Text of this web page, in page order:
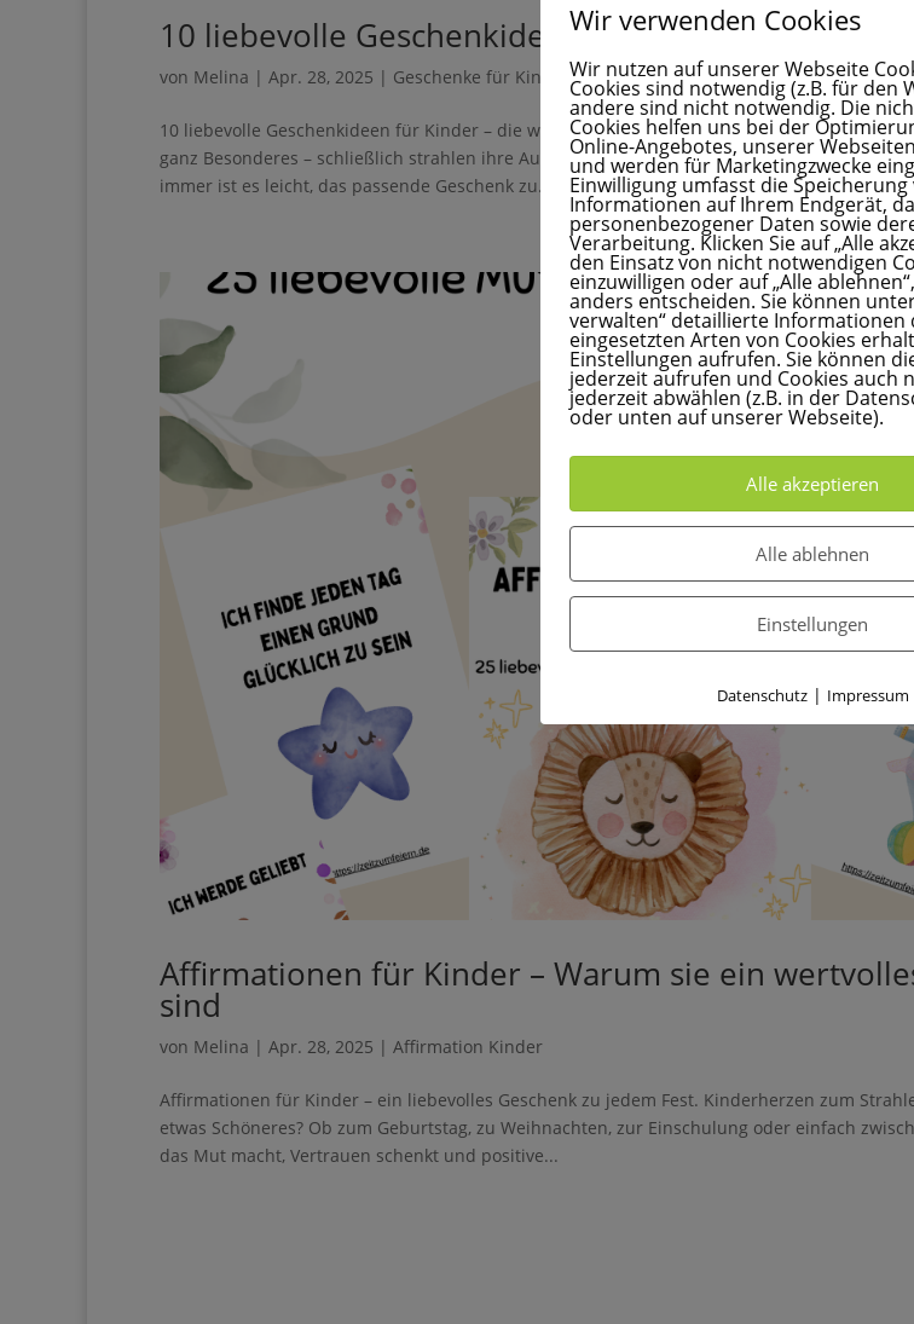
10 liebevolle Geschenkideen für Kinder
von Melina | Apr. 28, 2025 | Geschenke für Kinder
10 liebevolle Geschenkideen für Kinder – die wirklich von Herzen kommen Kinder zu
ganz Besonderes – schließlich strahlen ihre Augen, wenn sie etwas entdecken, das von
immer ist es leicht, das passende Geschenk zu...
Affirmationen für Kinder – Warum sie ein
sind
von Melina | Apr. 28, 2025 | Affirmation Kinder
Affirmationen für Kinder – ein liebevolles Geschenk zu jedem Fest. Kinderherzen zum
etwas Schöneres? Ob zum Geburtstag, zu Weihnachten, zur Einschulung oder einfach
das Mut macht, Vertrauen schenkt und positive...
Wir verwenden Cookies
Wir nutzen auf unserer Webseite
Cookies sind notwendig (z.B. für den
andere sind nicht notwendig. Die
Cookies helfen uns bei der
Online-Angebotes, unserer
und werden für Marketingzwecke
Einwilligung umfasst die Speicherung
Informationen auf Ihrem Endgerät,
personenbezogener Daten sowie
Verarbeitung. Klicken Sie auf „Alle
den Einsatz von nicht notwendigen
einzuwilligen oder auf „Alle
anders entscheiden. Sie können
verwalten“ detaillierte Informationen
eingesetzten Arten von Cookies
Einstellungen aufrufen. Sie können
jederzeit aufrufen und Cookies auch
jederzeit abwählen (z.B. in der
oder unten auf unserer Webseite).
Alle akzeptieren
Alle ablehnen
Einstellungen
Datenschutz| Impressum